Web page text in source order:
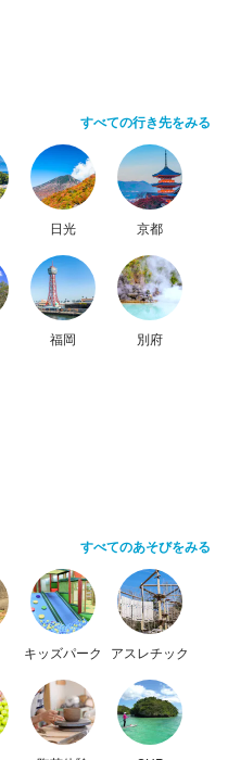
すべての行き先をみる
日光 京都
福岡 別府
すべてのあそびをみる
キッズパーク アスレチック